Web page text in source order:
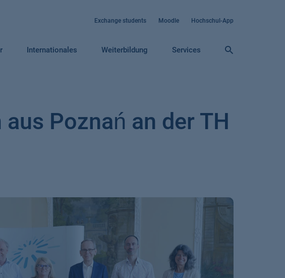
Exchange students Moodle Hochschul-App
Internationales Weiterbildung Services
Poznań an der TH